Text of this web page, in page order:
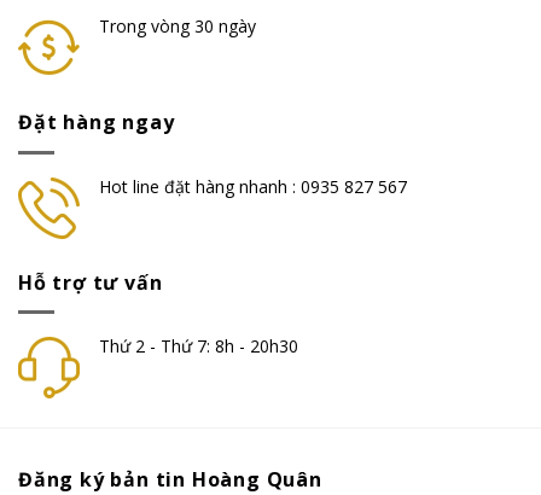
Trong vòng 30 ngày
Đặt hàng ngay
Hot line đặt hàng nhanh : 0935 827 567
Hỗ trợ tư vấn
Thứ 2 - Thứ 7: 8h - 20h30
Đăng ký bản tin Hoàng Quân